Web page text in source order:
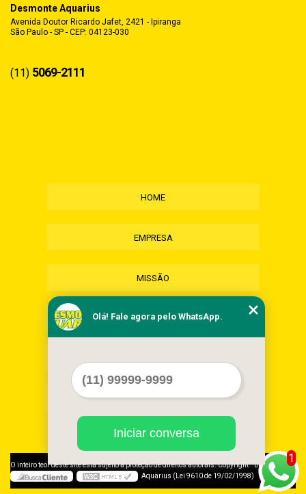
Desmonte Aquarius
Avenida Doutor Ricardo Jafet, 2421 - Ipiranga
São Paulo - SP - CEP: 04123-030
(11) 5069-2111
HOME
EMPRESA
MISSÃO
SERVIÇOS
MAPA DO SITE
O inteiro teor deste site está sujeito à proteção de direitos autorais. Copyright Desmonte
Aquarius (Lei 9610 de 19/02/1998)
1
Olá! Fale agora pelo WhatsApp.
Iniciar conversa